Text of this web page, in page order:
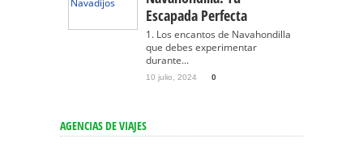
Escapada Perfecta
1. Los encantos de Navahondilla
que debes experimentar
durante...
10 julio, 2024 0
AGENCIAS DE VIAJES